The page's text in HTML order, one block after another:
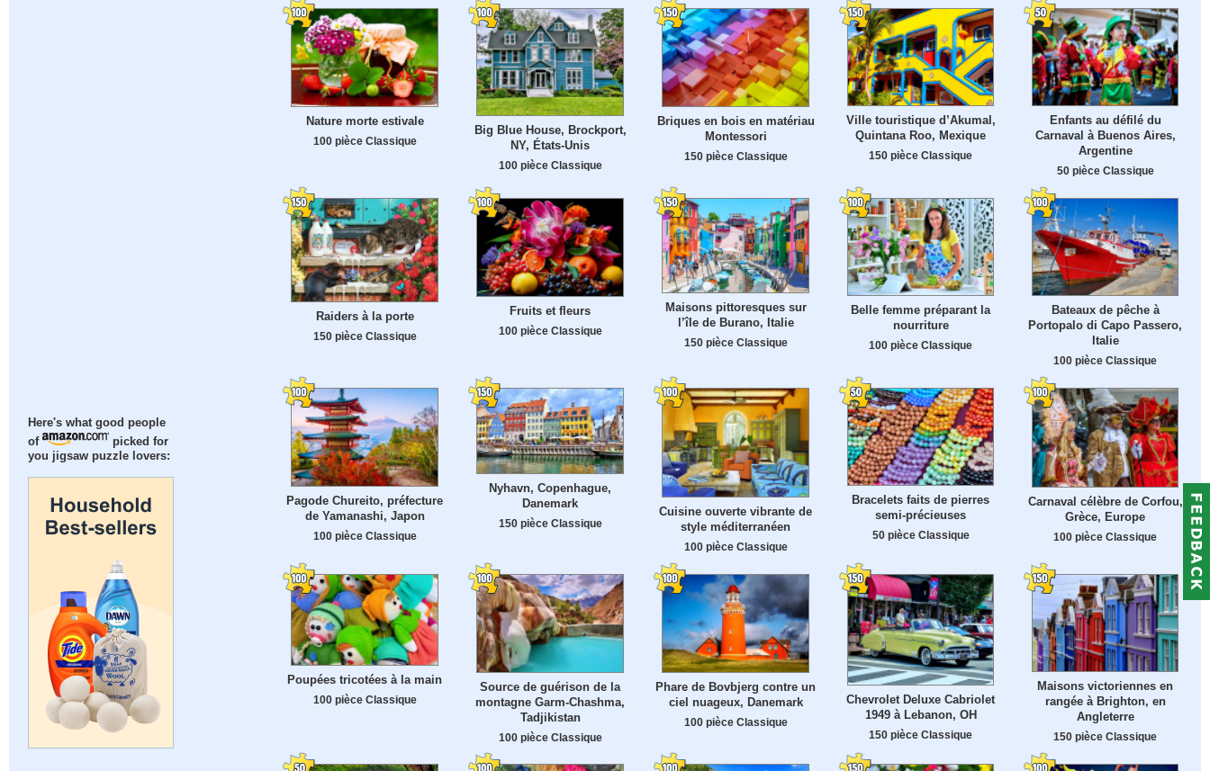
Here's what good people
of
picked for
you jigsaw puzzle lovers:
Nature morte estivale
100 pièce Classique
Big Blue House, Brockport,
NY, États-Unis
100 pièce Classique
Briques en bois en matériau
Montessori
150 pièce Classique
Ville touristique d’Akumal,
Quintana Roo, Mexique
150 pièce Classique
Enfants au défilé du
Carnaval à Buenos Aires,
Argentine
50 pièce Classique
Raiders à la porte
150 pièce Classique
Fruits et fleurs
100 pièce Classique
Maisons pittoresques sur
l’île de Burano, Italie
150 pièce Classique
Belle femme préparant la
nourriture
100 pièce Classique
Bateaux de pêche à
Portopalo di Capo Passero,
Italie
100 pièce Classique
Pagode Chureito, préfecture
de Yamanashi, Japon
100 pièce Classique
Nyhavn, Copenhague,
Danemark
150 pièce Classique
Cuisine ouverte vibrante de
style méditerranéen
100 pièce Classique
Bracelets faits de pierres
semi-précieuses
50 pièce Classique
Carnaval célèbre de Corfou,
Grèce, Europe
100 pièce Classique
Poupées tricotées à la main
100 pièce Classique
Source de guérison de la
montagne Garm-Chashma,
Tadjikistan
100 pièce Classique
Phare de Bovbjerg contre un
ciel nuageux, Danemark
100 pièce Classique
Chevrolet Deluxe Cabriolet
1949 à Lebanon, OH
150 pièce Classique
Maisons victoriennes en
rangée à Brighton, en
Angleterre
150 pièce Classique